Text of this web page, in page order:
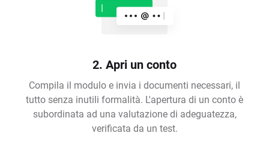
2. Apri un conto
Compila il modulo e invia i documenti necessari, il
tutto senza inutili formalità. L'apertura di un conto è
subordinata ad una valutazione di adeguatezza,
verificata da un test.